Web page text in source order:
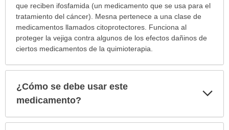
enfermedades
prescribe
este
ha
extendido.
que reciben ifosfamida (un medicamento que se usa para el
tratamiento del cáncer). Mesna pertenece a una clase de
medicamentos llamados citoprotectores. Funciona al
proteger la vejiga contra algunos de los efectos dañinos de
ciertos medicamentos de la quimioterapia.
¿Cómo se debe usar este
medicamento?